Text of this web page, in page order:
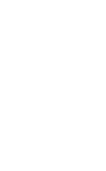
Il y a